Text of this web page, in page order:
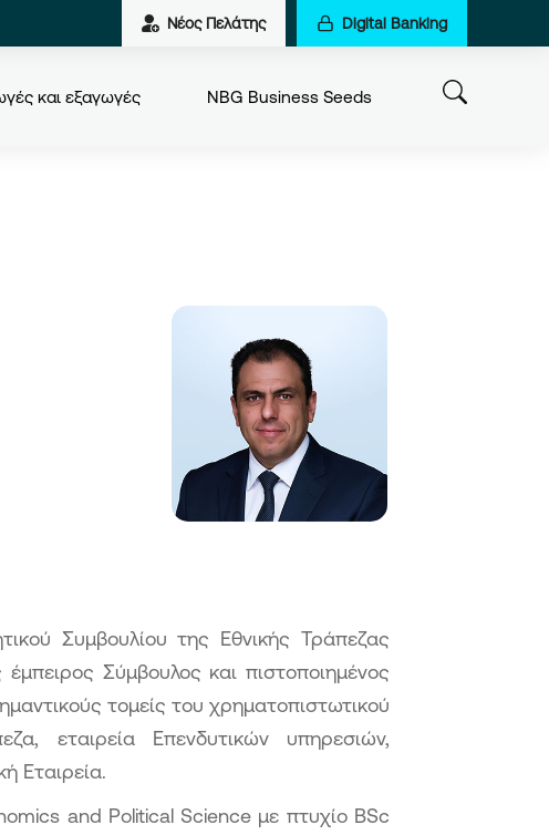
Νέος Πελάτης Digital Banking
και εξαγωγές NBG Business Seeds
Συμβουλίου της Εθνικής Τράπεζας
Σύμβουλος και πιστοποιημένος
τομείς του χρηματοπιστωτικού
εταιρεία Επενδυτικών υπηρεσιών,
Εταιρεία.
and Political Science με πτυχίο BSc